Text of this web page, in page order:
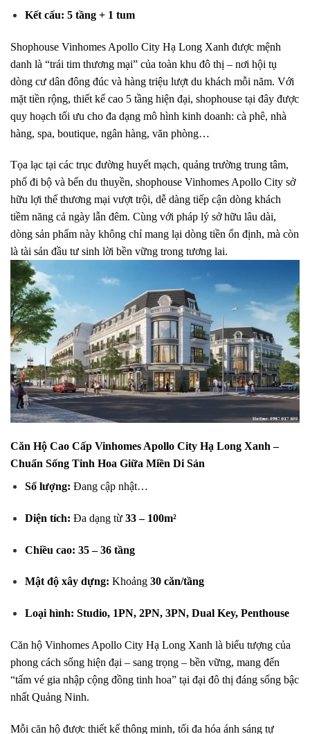
Kết cấu: 5 tầng + 1 tum
Shophouse Vinhomes Apollo City Hạ Long Xanh được mệnh
danh là “trái tim thương mại” của toàn khu đô thị – nơi hội tụ
dòng cư dân đông đúc và hàng triệu lượt du khách mỗi năm. Với
mặt tiền rộng, thiết kế cao 5 tầng hiện đại, shophouse tại đây được
quy hoạch tối ưu cho đa dạng mô hình kinh doanh: cà phê, nhà
hàng, spa, boutique, ngân hàng, văn phòng…
Tọa lạc tại các trục đường huyết mạch, quảng trường trung tâm,
phố đi bộ và bến du thuyền, shophouse Vinhomes Apollo City sở
hữu lợi thế thương mại vượt trội, dễ dàng tiếp cận dòng khách
tiềm năng cả ngày lẫn đêm. Cùng với pháp lý sở hữu lâu dài,
dòng sản phẩm này không chỉ mang lại dòng tiền ổn định, mà còn
là tài sản đầu tư sinh lời bền vững trong tương lai.
Căn Hộ Cao Cấp Vinhomes Apollo City Hạ Long Xanh –
Chuẩn Sống Tinh Hoa Giữa Miền Di Sản
Số lượng: Đang cập nhật…
Diện tích: Đa dạng từ 33 – 100m²
Chiều cao: 35 – 36 tầng
Mật độ xây dựng: Khoảng 30 căn/tầng
Loại hình: Studio, 1PN, 2PN, 3PN, Dual Key, Penthouse
Căn hộ Vinhomes Apollo City Hạ Long Xanh là biểu tượng của
phong cách sống hiện đại – sang trọng – bền vững, mang đến
“tấm vé gia nhập cộng đồng tinh hoa” tại đại đô thị đáng sống bậc
nhất Quảng Ninh.
Mỗi căn hộ được thiết kế thông minh, tối đa hóa ánh sáng tự